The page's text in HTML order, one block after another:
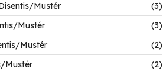
Mustér
(3)
Mustér
(3)
Mustér
(2)
Mustér
(2)